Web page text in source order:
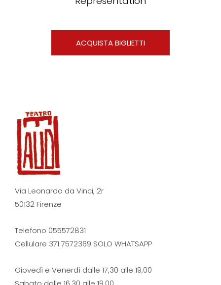
ACQUISTA BIGLIETTI
Via Leonardo da Vinci, 2r
50132 Firenze
Telefono 055572831
Cellulare 371 7572369 SOLO WHATSAPP
Giovedì e Venerdì dalle 17,30 alle 19,00